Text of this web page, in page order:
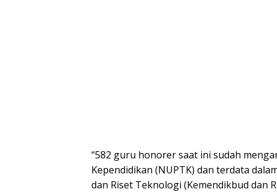
“582 guru honorer saat ini sudah
Kependidikan (NUPTK) dan terdata
dan Riset Teknologi (Kemendikbud dan